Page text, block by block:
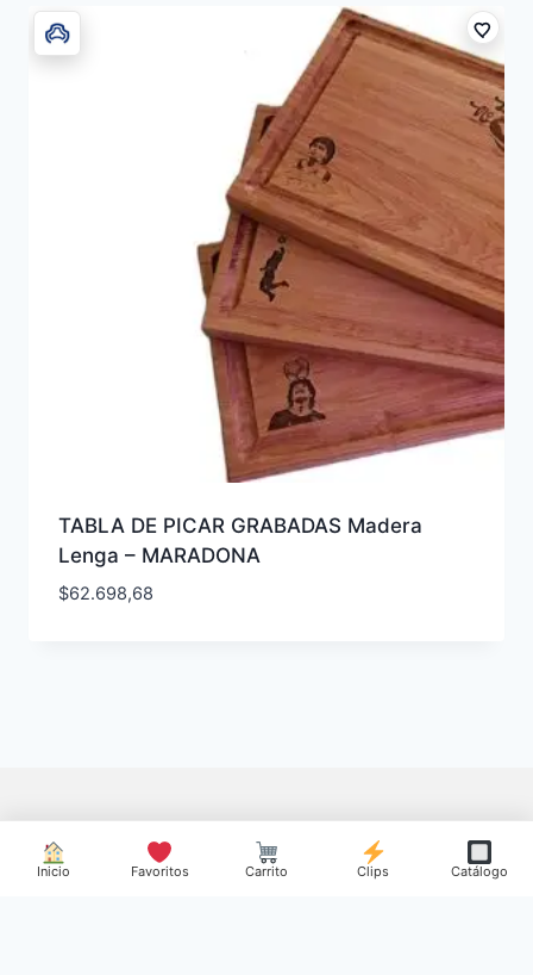
TABLA DE PICAR GRABADAS Madera
Lenga – MARADONA
$62.698,68
Inicio Favoritos Carrito Clips Catálogo